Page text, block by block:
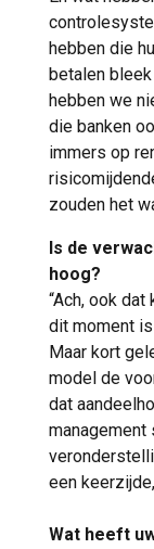
hebben die
betalen
hebben we
die banken
immers op
zouden het
Is de
hoog?
“Ach, ook
dit moment
Maar kort
model de
dat
management
een
Wat heeft